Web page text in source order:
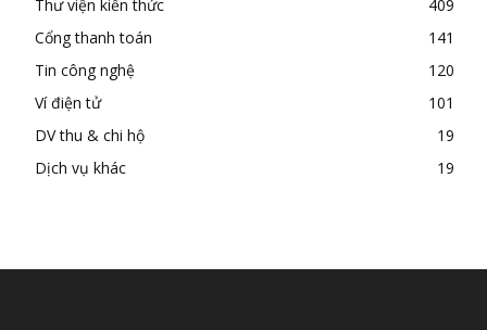
Thư viện kiến thức
409
Cổng thanh toán
141
Tin công nghệ
120
Ví điện tử
101
DV thu & chi hộ
19
Dịch vụ khác
19